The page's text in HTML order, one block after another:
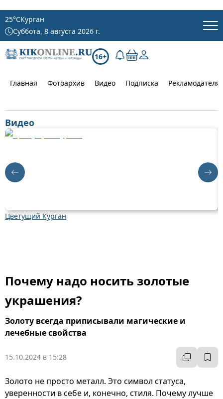
25°CКурган
Суббота, 8 августа 2026 г.
16+
Главная Фотоархив Видео Подписка
Видео
Цветущий Курган
Почему надо носить золотые
украшения?
Золоту всегда приписывали магические и
лечебные свойства
15.10.2024 в 15:28
Золото не просто металл. Это символ статуса,
уверенности в себе и, конечно, стиля. Почему лучше